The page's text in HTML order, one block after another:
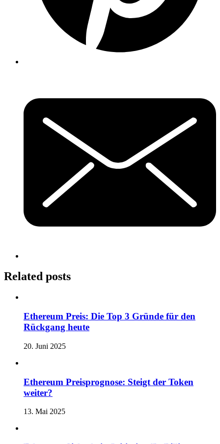
Related posts
Ethereum Preis: Die Top 3 Gründe für den
Rückgang heute
20. Juni 2025
Ethereum Preisprognose: Steigt der Token
weiter?
13. Mai 2025